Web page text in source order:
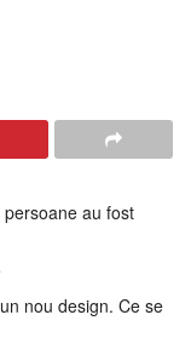
au fost
nou design. Ce se